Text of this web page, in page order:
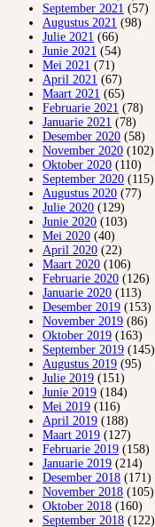
September 2021 (57)
Augustus 2021 (98)
Julie 2021 (66)
Junie 2021 (54)
Mei 2021 (71)
April 2021 (67)
Maart 2021 (65)
Februarie 2021 (78)
Januarie 2021 (78)
Desember 2020 (58)
November 2020 (102)
Oktober 2020 (110)
September 2020 (115)
Augustus 2020 (77)
Julie 2020 (129)
Junie 2020 (103)
Mei 2020 (40)
April 2020 (22)
Maart 2020 (106)
Februarie 2020 (126)
Januarie 2020 (113)
Desember 2019 (153)
November 2019 (86)
Oktober 2019 (163)
September 2019 (145)
Augustus 2019 (95)
Julie 2019 (151)
Junie 2019 (184)
Mei 2019 (116)
April 2019 (188)
Maart 2019 (127)
Februarie 2019 (158)
Januarie 2019 (214)
Desember 2018 (171)
November 2018 (105)
Oktober 2018 (160)
September 2018 (122)